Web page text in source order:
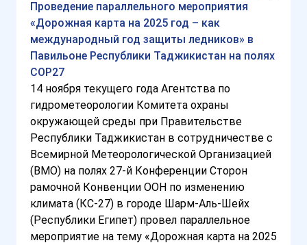
Проведение параллельного мероприятия
«Дорожная карта на 2025 год – как
международный год защиты ледников» в
Павильоне Республики Таджикистан на полях
COP27
14 ноября текущего года Агентства по
гидрометеорологии Комитета охраны
окружающей среды при Правительстве
Республики Таджикистан в сотрудничестве с
Всемирной Метеорологической Организацией
(ВМО) на полях 27-й Конференции Сторон
рамочной Конвенции ООН по изменению
климата (КС-27) в городе Шарм-Аль-Шейх
(Республики Египет) провел параллельное
мероприятие на тему «Дорожная карта на 2025